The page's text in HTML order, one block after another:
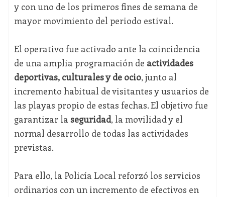
y con uno de los primeros fines de semana de
mayor movimiento del periodo estival.
El operativo fue activado ante la coincidencia
de una amplia programación de actividades
deportivas, culturales y de ocio, junto al
incremento habitual de visitantes y usuarios de
las playas propio de estas fechas. El objetivo fue
garantizar la seguridad, la movilidad y el
normal desarrollo de todas las actividades
previstas.
Para ello, la Policía Local reforzó los servicios
ordinarios con un incremento de efectivos en